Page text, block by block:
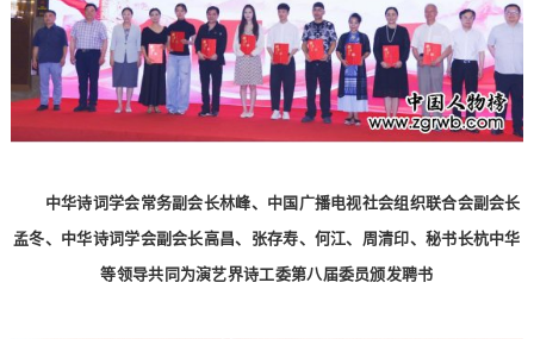
中华诗词学会常务副会长林峰、中国广播电视社会组织联合会副会长
孟冬、中华诗词学会副会长高昌、张存寿、何江、周清印、秘书长杭中华
等领导共同为演艺界诗工委第八届委员颁发聘书